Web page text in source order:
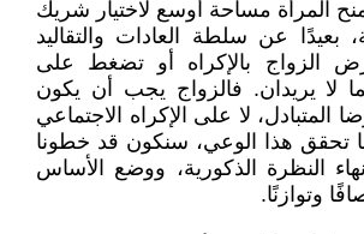
المرأة مساحة أوسع لاختيار شريك
بعيدًا عن سلطة العادات والتقاليد
الزواج بالإكراه أو تضغط على
لا يريدان. فالزواج يجب أن يكون
المتبادل، لا على الإكراه الاجتماعي
تحقق هذا الوعي، سنكون قد خطونا
النظرة الذكورية، ووضع الأساس
وتوازنًا.